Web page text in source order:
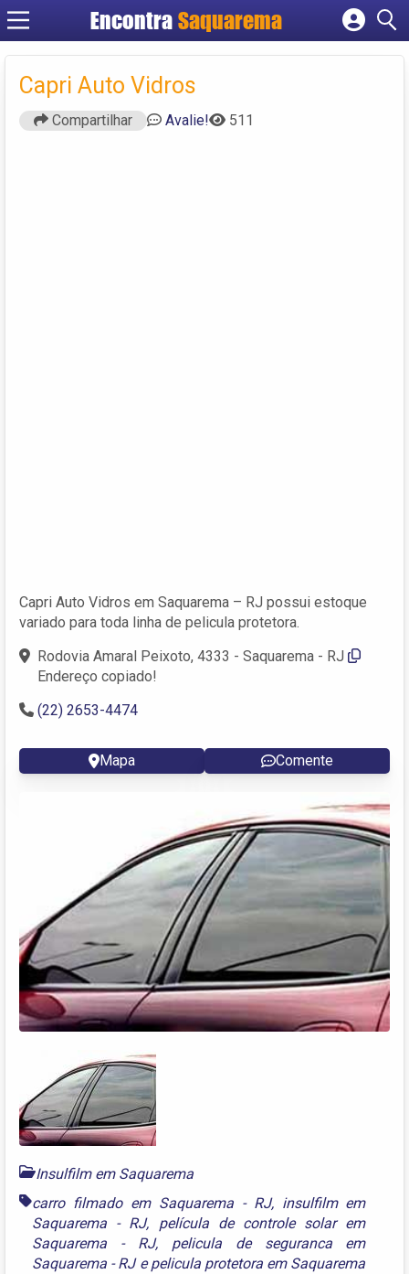
Encontra Saquarema
Cadastrar empresa
Criar conta
Capri Auto Vidros
Compartilhar Avalie! 511
Capri Auto Vidros em Saquarema – RJ possui estoque
variado para toda linha de pelicula protetora.
Rodovia Amaral Peixoto, 4333 - Saquarema - RJ
Endereço copiado!
(22) 2653-4474
Mapa Comente
Insulfilm em Saquarema
carro filmado em Saquarema - RJ, insulfilm em
Saquarema - RJ, película de controle solar em
Saquarema - RJ, pelicula de seguranca em
Saquarema - RJepelicula protetora em Saquarema